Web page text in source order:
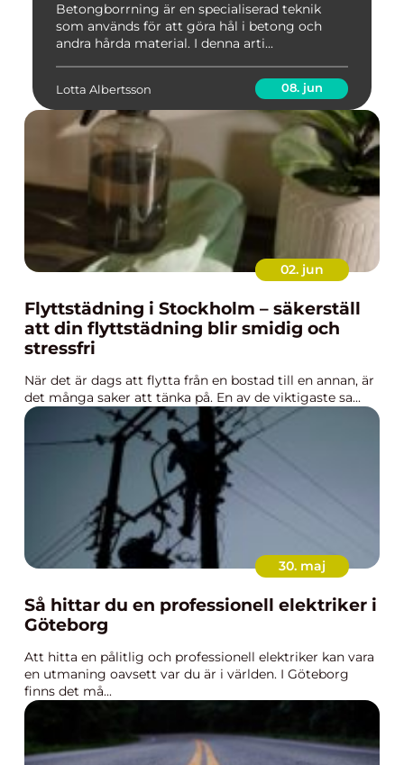
Betongborrning är en specialiserad teknik
som används för att göra hål i betong och
andra hårda material. I denna arti...
Lotta Albertsson 08. jun
02. jun
Flyttstädning i Stockholm – säkerställ
att din flyttstädning blir smidig och
stressfri
När det är dags att flytta från en bostad till en annan, är
det många saker att tänka på. En av de viktigaste sa...
30. maj
Så hittar du en professionell elektriker i
Göteborg
Att hitta en pålitlig och professionell elektriker kan vara
en utmaning oavsett var du är i världen. I Göteborg
finns det må...